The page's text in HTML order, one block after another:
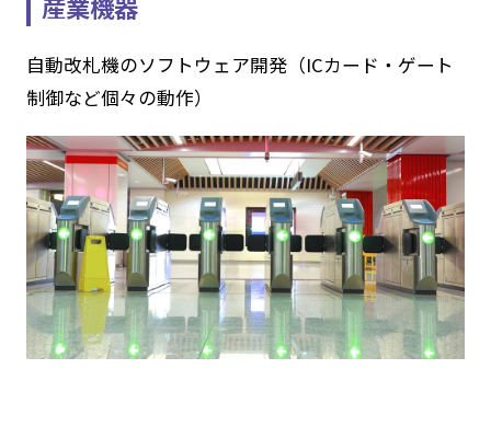
自動改札機のソフトウェア開発（ICカード・ゲート
制御など個々の動作）